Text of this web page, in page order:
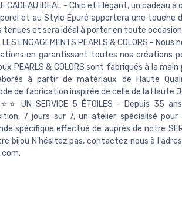
LE CADEAU IDEAL - Chic et Elégant, un cadeau
et au Style Épuré apportera une touche
tenues et sera idéal à porter en toute
LES ENGAGEMENTS PEARLS & COLORS -
en garantissant toutes nos créations
PEARLS & COLORS sont fabriqués à la
à partir de matériaux de Haute
de fabrication inspirée de celle de la Haute
UN SERVICE 5 ÉTOILES - Depuis 35
7 jours sur 7, un atelier spécialisé
spécifique effectué de auprès de notre
bijou N'hésitez pas, contactez nous à
.